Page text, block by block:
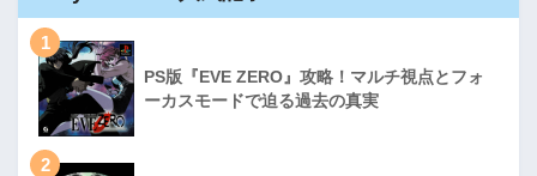
1
PS版『EVE ZERO』攻略！マルチ視点とフォ
ーカスモードで迫る過去の真実
2